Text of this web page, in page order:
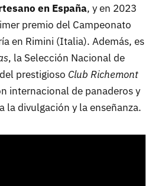
en España, y en 2023
premio del Campeonato
en Rimini (Italia). Además, es
, la Selección Nacional de
prestigioso Club Richemont
internacional de panaderos y
la divulgación y la enseñanza.